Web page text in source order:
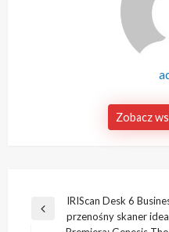
Zobacz
Nawigacja
wpisu
Poprzedni
IRIScan Desk 6
przenośny skaner